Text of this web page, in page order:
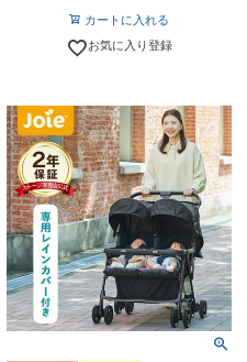
カートに入れる
お気に入り登録